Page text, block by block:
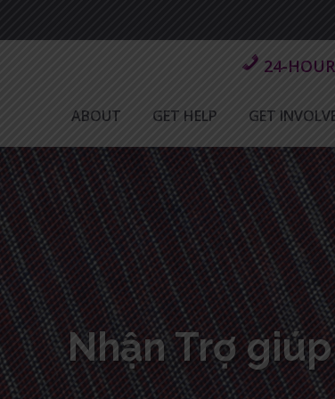
24-
ABOUT GET HELP GET
Nhận Trợ giúp